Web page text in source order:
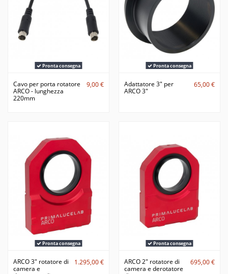
Pronta consegna
Cavo per porta rotatore
ARCO - lunghezza
220mm
9,00 €
Pronta consegna
Adattatore 3" per
ARCO 3"
65,00 €
Pronta consegna
ARCO 3" rotatore di
camera e
1.295,00 €
Pronta consegna
ARCO 2" rotatore di
camera e derotatore
695,00 €